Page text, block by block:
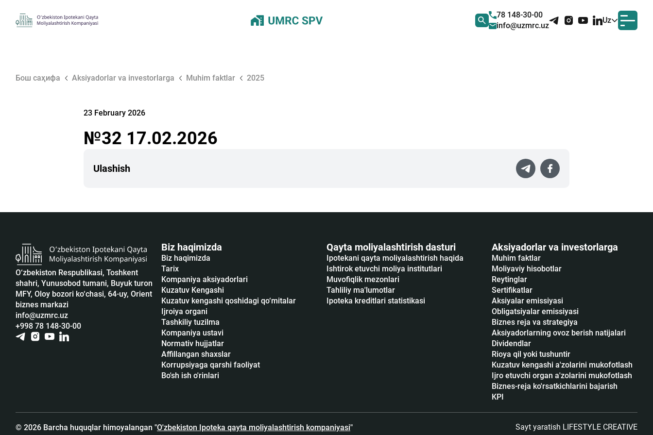
78 148-30-00
info@uzmrc.uz
Uz
Бош саҳифа Aksiyadorlar va investorlarga Muhim faktlar 2025
23 February 2026
№32 17.02.2026
Ulashish
O‘zbekiston Respublikasi, Toshkent
shahri, Yunusobod tumani, Buyuk turon
MFY, Oloy bozori ko‘chasi, 64-uy, Orient
biznes markazi
info@uzmrc.uz
+998 78 148-30-00
Biz haqimizda
Biz haqimizda
Tarix
Kompaniya aksiyadorlari
Kuzatuv Kengashi
Kuzatuv kengashi qoshidagi qo‘mitalar
Ijroiya organi
Tashkiliy tuzilma
Kompaniya ustavi
Normativ hujjatlar
Affillangan shaxslar
Korrupsiyaga qarshi faoliyat
Bo'sh ish o'rinlari
Qayta moliyalashtirish dasturi
Ipotekani qayta moliyalashtirish haqida
Ishtirok etuvchi moliya institutlari
Muvofiqlik mezonlari
Tahliliy ma'lumotlar
Ipoteka kreditlari statistikasi
Aksiyadorlar va investorlarga
Muhim faktlar
Moliyaviy hisobotlar
Reytinglar
Sertifikatlar
Аksiyalar emissiyasi
Obligatsiyalar emissiyasi
Biznes reja va strategiya
Aksiyadorlarning ovoz berish natijalari
Dividendlar
Rioya qil yoki tushuntir
Kuzatuv kengashi a'zolarini mukofotlash
Ijro etuvchi organ a'zolarini mukofotlash
Biznes-reja ko'rsatkichlarini bajarish
KPI
© 2026 Barcha huquqlar himoyalangan "O'zbekiston Ipoteka qayta moliyalashtirish kompaniyasi"
Sayt yaratish LIFESTYLE CREATIVE